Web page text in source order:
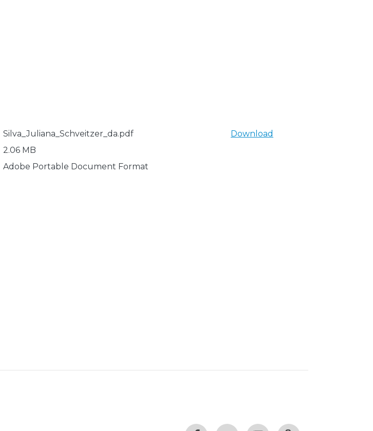
Silva_Juliana_Schveitzer_da.pdf
2.06 MB
Adobe Portable Document Format
Download